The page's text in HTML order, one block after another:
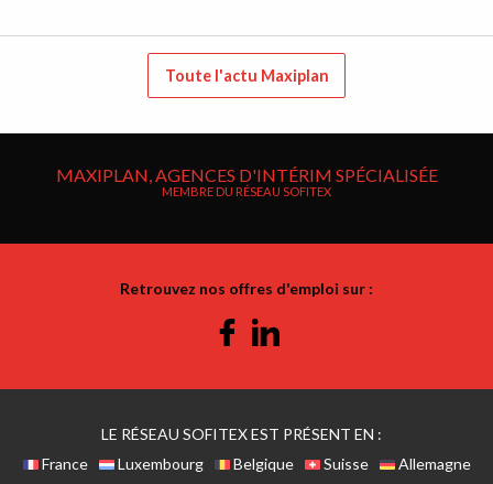
Toute l'actu Maxiplan
MAXIPLAN, AGENCES D'INTÉRIM SPÉCIALISÉE
MEMBRE DU RÉSEAU SOFITEX
Retrouvez nos offres d'emploi sur :
Facebook
LE RÉSEAU SOFITEX EST PRÉSENT EN :
France
Luxembourg Belgique Suisse Allemagne